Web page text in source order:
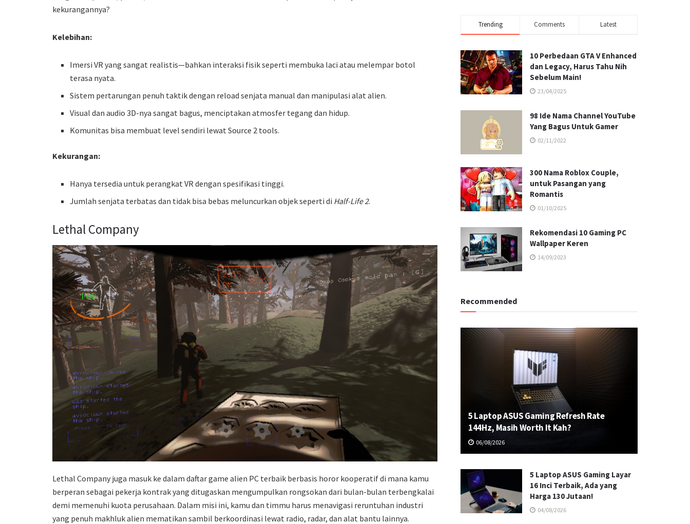
kekurangannya?
Kelebihan:
Imersi VR yang sangat realistis—bahkan interaksi fisik seperti membuka laci atau melempar botol
terasa nyata.
Sistem pertarungan penuh taktik dengan reload senjata manual dan manipulasi alat alien.
Visual dan audio 3D-nya sangat bagus, menciptakan atmosfer tegang dan hidup.
Komunitas bisa membuat level sendiri lewat Source 2 tools.
Kekurangan:
Hanya tersedia untuk perangkat VR dengan spesifikasi tinggi.
Jumlah senjata terbatas dan tidak bisa bebas meluncurkan objek seperti di Half-Life 2.
Lethal Company
Lethal Company juga masuk ke dalam daftar game alien PC terbaik berbasis horor kooperatif di mana kamu
berperan sebagai pekerja kontrak yang ditugaskan mengumpulkan rongsokan dari bulan-bulan terbengkalai
demi memenuhi kuota perusahaan. Dalam misi ini, kamu dan timmu harus menavigasi reruntuhan industri
yang penuh makhluk alien mematikan sambil berkoordinasi lewat radio, radar, dan alat bantu lainnya.
Trending Comments Latest
10 Perbedaan GTA V Enhanced
dan Legacy, Harus Tahu Nih
Sebelum Main!
23/04/2025
98 Ide Nama Channel YouTube
Yang Bagus Untuk Gamer
02/11/2022
300 Nama Roblox Couple,
untuk Pasangan yang
Romantis
01/10/2025
Rekomendasi 10 Gaming PC
Wallpaper Keren
14/09/2023
Recommended
5 Laptop ASUS Gaming Refresh Rate
144Hz, Masih Worth It Kah?
06/08/2026
5 Laptop ASUS Gaming Layar
16 Inci Terbaik, Ada yang
Harga 130 Jutaan!
04/08/2026